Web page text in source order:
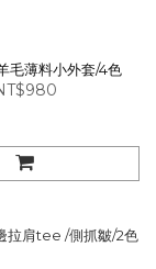
毛薄料小外套/4色